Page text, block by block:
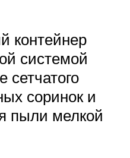
контейнер
системой
соринок и
пыли мелкой